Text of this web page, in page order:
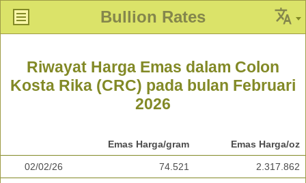
Bullion Rates
Riwayat Harga Emas dalam Colon
Kosta Rika (CRC) pada bulan Februari
2026
Emas Harga/gram Emas Harga/oz
02/02/26 74.521 2.317.862